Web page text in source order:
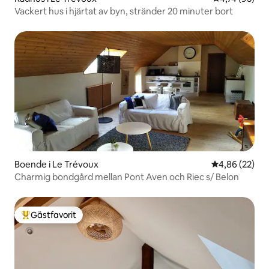
Vackert hus i hjärtat av byn, stränder 20 minuter bort
Boende i Le Trévoux 4,86 av 5 i
4,86 (22)
Charmig bondgård mellan Pont Aven och Riec s/ Belon
Populär gästfavorit
Gästfavorit